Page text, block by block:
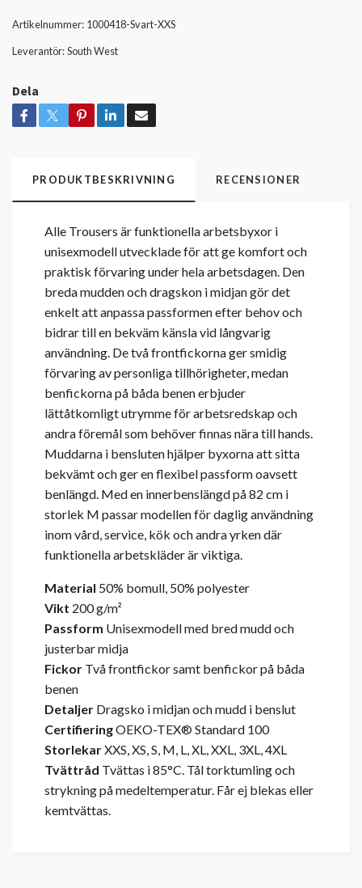
Artikelnummer: 1000418-Svart-XXS
Leverantör:South West
Dela
PRODUKTBESKRIVNING RECENSIONER
Alle Trousers är funktionella arbetsbyxor i
unisexmodell utvecklade för att ge komfort och
praktisk förvaring under hela arbetsdagen. Den
breda mudden och dragskon i midjan gör det
enkelt att anpassa passformen efter behov och
bidrar till en bekväm känsla vid långvarig
användning. De två frontfickorna ger smidig
förvaring av personliga tillhörigheter, medan
benfickorna på båda benen erbjuder
lättåtkomligt utrymme för arbetsredskap och
andra föremål som behöver finnas nära till hands.
Muddarna i bensluten hjälper byxorna att sitta
bekvämt och ger en flexibel passform oavsett
benlängd. Med en innerbenslängd på 82 cm i
storlek M passar modellen för daglig användning
inom vård, service, kök och andra yrken där
funktionella arbetskläder är viktiga.
Material 50% bomull, 50% polyester
Vikt 200 g/m²
Passform Unisexmodell med bred mudd och
justerbar midja
Fickor Två frontfickor samt benfickor på båda
benen
Detaljer Dragsko i midjan och mudd i benslut
CertifieringOEKO-TEX® Standard 100
StorlekarXXS, XS, S, M, L, XL, XXL, 3XL, 4XL
Tvättråd Tvättas i 85°C. Tål torktumling och
strykning på medeltemperatur. Får ej blekas eller
kemtvättas.